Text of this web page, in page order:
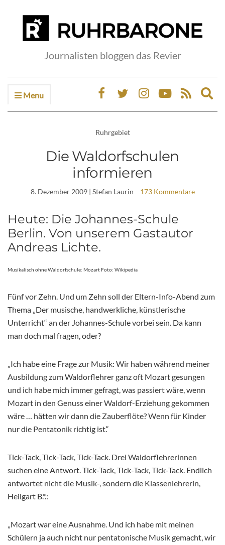
Journalisten bloggen das Revier
Menu
Ruhrgebiet
Die Waldorfschulen
informieren
8. Dezember 2009| Stefan Laurin 173 Kommentare
Heute: Die Johannes-Schule
Berlin. Von unserem Gastautor
Andreas Lichte.
Musikalisch ohne Waldorfschule: Mozart Foto: Wikipedia
Fünf vor Zehn. Und um Zehn soll der Eltern-Info-Abend zum
Thema „Der musische, handwerkliche, künstlerische
Unterricht“ an der Johannes-Schule vorbei sein. Da kann
man doch mal fragen, oder?
„Ich habe eine Frage zur Musik: Wir haben während meiner
Ausbildung zum Waldorflehrer ganz oft Mozart gesungen
und ich habe mich immer gefragt, was passiert wäre, wenn
Mozart in den Genuss einer Waldorf-Erziehung gekommen
wäre … hätten wir dann die Zauberflöte? Wenn für Kinder
nur die Pentatonik richtig ist.“
Tick-Tack, Tick-Tack, Tick-Tack. Drei Waldorflehrerinnen
suchen eine Antwort. Tick-Tack, Tick-Tack, Tick-Tack. Endlich
antwortet nicht die Musik-, sondern die Klassenlehrerin,
Heilgart B.*.:
„Mozart war eine Ausnahme. Und ich habe mit meinen
Schülern ja auch nicht nur pentatonische Musik gemacht, wir